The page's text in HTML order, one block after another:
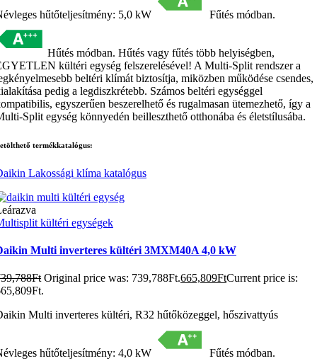
hűtőteljesítmény: 5,0 kW Fűtés módban.
Hűtés módban. Hűtés vagy fűtés több helyiségben,
kültéri egység felszerelésével! A Multi-Split rendszer a
beltéri klímát biztosítja, miközben működése csendes,
pedig a legdiszkrétebb. Számos beltéri egységgel
egyszerűen beszerelhető és rugalmasan ütemezhető, így a
Split egység könnyedén beilleszthető otthonába és életstílusába.
termékkatalógus:
Lakossági klíma katalógus
kültéri egységek
Multi inverteres kültéri 3MXM40A 4,0 kW
Ft Original price was: 739,788Ft.665,809FtCurrent price is:
Multi inverteres kültéri, R32 hűtőközeggel, hőszivattyús
hűtőteljesítmény: 4,0 kW Fűtés módban.